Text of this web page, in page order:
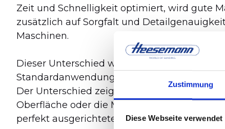
Zustimmung
Diese Webseite
Zeit und Schnelligkeit optimiert, wird gute
zusätzlich auf Sorgfalt und
Maschinen.
Dieser Unterschied wird im Normalbetrieb
Standardanwendung kann eine Vielzahl von
Der Unterschied zeigt sich erst dort, wo die
Oberfläche oder die Maßhaltigkeit so hoch
perfekt ausgerichtete Baugruppe als Fehler